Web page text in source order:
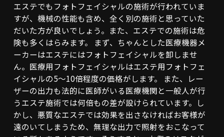
エステでもフォトフェイシャルの施術が行われていま
すが、機械の性能も含め、全く別の施術と思っていた
だいた方が良いでしょう。また、エステでの施術は危
険も多くはらみます。
まず、ちゃんとした医療機器メ
ーカーはエステにはフォトフェイシャルを卸しませ
ん。医療用フォトフェイシャルはエステ用フォトフェ
イシャルの5～10倍程度の価格がします。
また、レー
ザーの出力も法的に医師がいる医療機関と一般人が行
うエステ施術では何倍もの差が設けられています。し
かし、悪質なエステでは効果を出さなければお客様が
遠のいてしまうため、無理な出力で照射をおこなって